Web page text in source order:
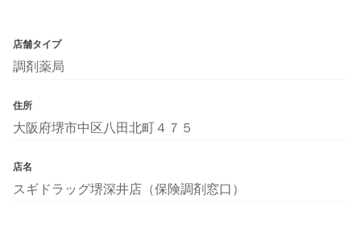
店舗タイプ
調剤薬局
住所
大阪府堺市中区八田北町４７５
店名
スギドラッグ堺深井店（保険調剤窓口）